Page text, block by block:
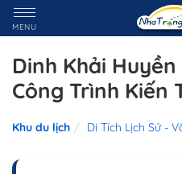
MENU
Dinh Khải
Công Trình Kiến
Khu du lịch Di Tích Lịch Sử -